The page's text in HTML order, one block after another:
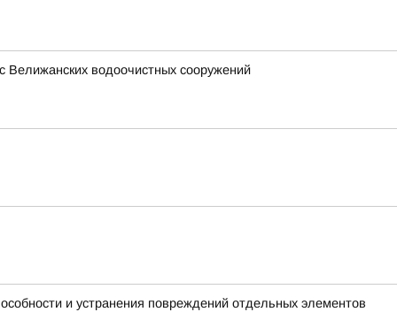
Велижанских водоочистных сооружений
и устранения повреждений отдельных элементов